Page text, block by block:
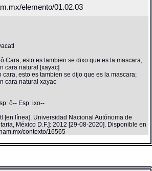
elemento/01.02.03
ô Cara, esto es tambien se dixo que es la mascara;
cara natural [xayac]
cara, esto es tambien se dijo que es la mascara;
cara natural xayac
ô-- Esp: ixo--
[en línea]. Universidad Nacional Autónoma de
México D.F.]: 2012 [29-08-2020]. Disponible en
contexto/16565